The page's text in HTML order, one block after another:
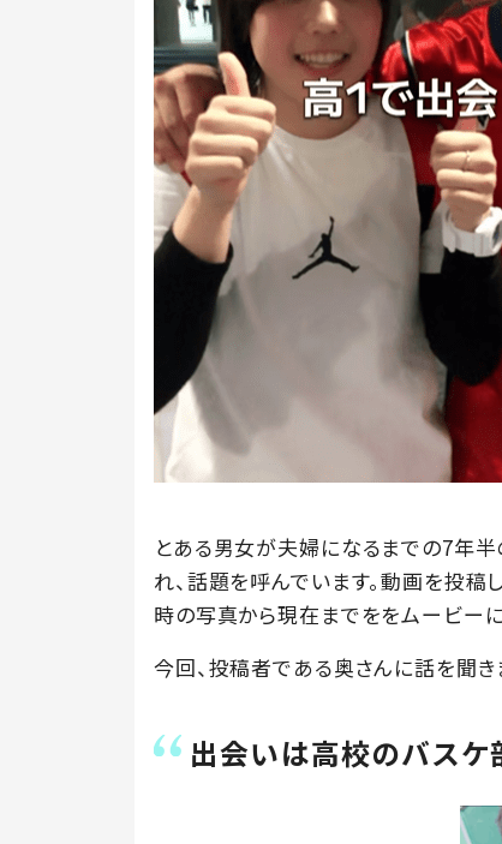
とある男女が夫婦になるまでの7年
れ、話題を呼んでいます。動画を投
時の写真から現在までををムービーに
今回、投稿者である奥さんに話を聞き
出会いは高校のバスケ